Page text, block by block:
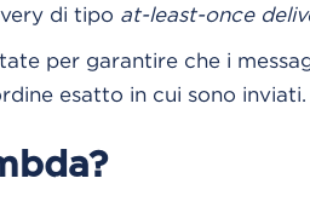
di tipo at-least-once
per garantire che i
esatto in cui sono inviati.